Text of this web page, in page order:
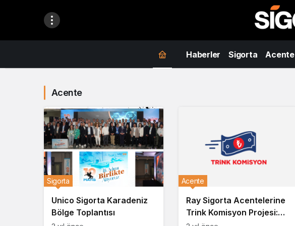
Haberler Sigorta Acente
Acente
Unico Sigorta Karadeniz
Bölge Toplantısı
Sigorta
Ray Sigorta Acentelerine
Trink Komisyon Projesi:
Acente